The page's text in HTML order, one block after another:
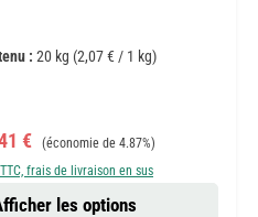
: 20 kg (2,07 € / 1 kg)
de vente :
€ Prix régulier :
(économie de 4.87%)
frais de livraison en sus
les options